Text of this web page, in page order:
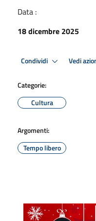
Data :
18 dicembre 2025
Condividi Vedi
Categorie:
Cultura
Argomenti:
Tempo libero